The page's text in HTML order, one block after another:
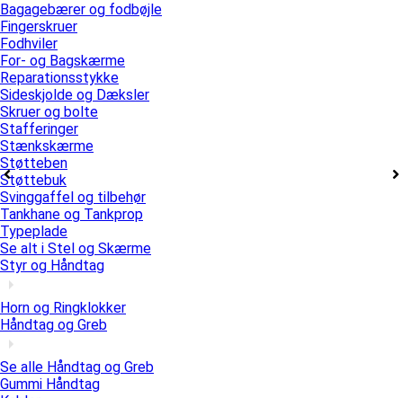
Bagagebærer og fodbøjle
Fingerskruer
Fodhviler
For- og Bagskærme
Reparationsstykke
Sideskjolde og Dæksler
Skruer og bolte
Stafferinger
Stænkskærme
Støtteben
Støttebuk
Svinggaffel og tilbehør
Tankhane og Tankprop
Typeplade
Se alt i Stel og Skærme
Styr og Håndtag
Horn og Ringklokker
Håndtag og Greb
Se alle Håndtag og Greb
Gummi Håndtag